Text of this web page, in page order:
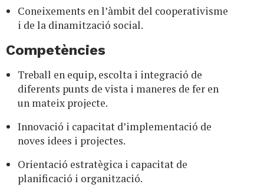
Coneixements en l’àmbit del cooperativisme
i de la dinamització social.
Competències
Treball en equip, escolta i integració de
diferents punts de vista i maneres de fer en
un mateix projecte.
Innovació i capacitat d’implementació de
noves idees i projectes.
Orientació estratègica i capacitat de
planificació i organització.